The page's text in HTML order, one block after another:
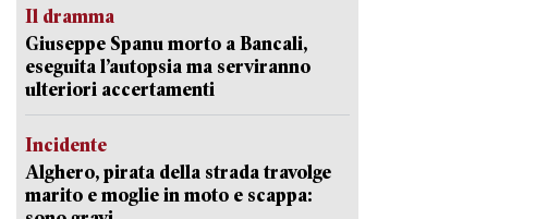
Il dramma
Giuseppe Spanu morto a Bancali,
eseguita l’autopsia ma serviranno
ulteriori accertamenti
Incidente
Alghero, pirata della strada travolge
marito e moglie in moto e scappa: